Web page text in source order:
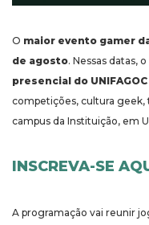
O maior evento gamer
de agosto. Nessas datas,
presencial do
competições, cultura
campus da Instituição, em
INSCREVA-SE
A programação vai reunir